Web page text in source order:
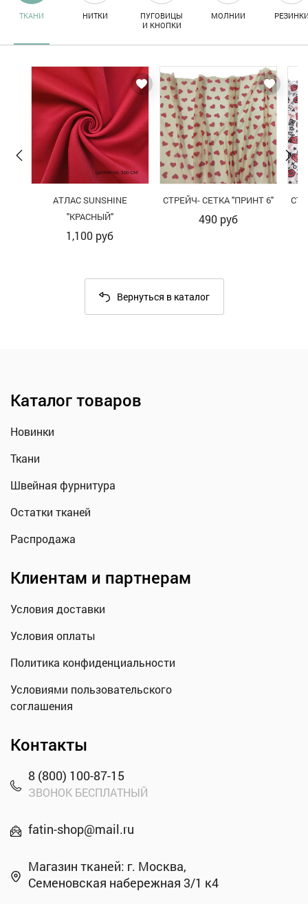
ТКАНИ НИТКИ
ПУГОВИЦЫ
И КНОПКИ
МОЛНИИ
АТЛАС SUNSHINE
"КРАСНЫЙ"
1,100 руб
СТРЕЙЧ- СЕТКА "ПРИНТ 6"
490руб
Вернуться в каталог
Каталог товаров
Новинки
Ткани
Швейная фурнитура
Остатки тканей
Распродажа
Клиентам и партнерам
Условия доставки
Условия оплаты
Политика конфиденциальности
Условиями пользовательского
соглашения
Контакты
8 (800) 100-87-15
ЗВОНОК БЕСПЛАТНЫЙ
fatin-shop@mail.ru
Магазин тканей: г. Москва,
Семеновская набережная 3/1 к4